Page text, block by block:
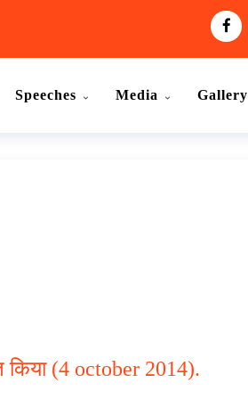
Speeches Media Gallery
(4 october 2014).